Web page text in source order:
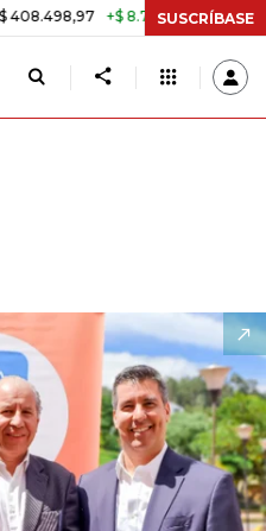
+$ 8.753,81 +2,19% TASA DE
SUSCRÍBASE